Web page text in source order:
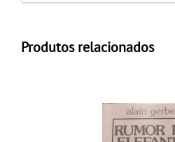
Produtos relacionados